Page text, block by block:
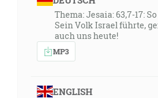
Thema: Jesaia: 63,7-17:
Sein Volk Israel führte,
auch uns heute!
MP3
ENGLISH